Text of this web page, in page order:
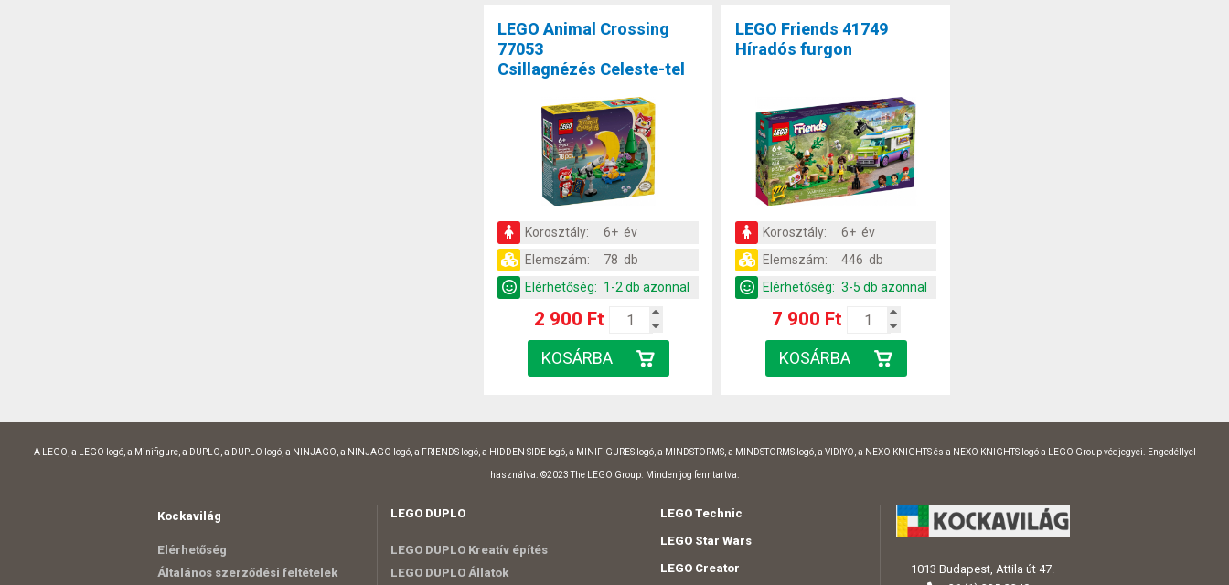
LEGO Animal Crossing
77053
Csillagnézés Celeste-tel
Korosztály:
6+ év
Elemszám:
78 db
Elérhetőség: 1-2 db azonnal
2 900 Ft
LEGO Friends 41749
Híradós furgon
Korosztály:
6+ év
Elemszám:
446 db
Elérhetőség: 3-5 db azonnal
7 900 Ft
A LEGO, a LEGO logó, a Minifigure, a DUPLO, a DUPLO logó, a NINJAGO, a NINJAGO logó, a FRIENDS logó, a HIDDEN SIDE logó, a MINIFIGURES logó, a MINDSTORMS, a MINDSTORMS logó, a VIDIYO, a NEXO KNIGHTS és a NEXO KNIGHTS logó a LEGO Group védjegyei. Engedéllyel
használva. ©2023 The LEGO Group. Minden jog fenntartva.
Kockavilág
Elérhetőség
Általános szerződési feltételek
LEGO DUPLO
LEGO DUPLO Kreatív építés
LEGO DUPLO Állatok
LEGO Technic
LEGO Star Wars
LEGO Creator
1013 Budapest, Attila út 47.